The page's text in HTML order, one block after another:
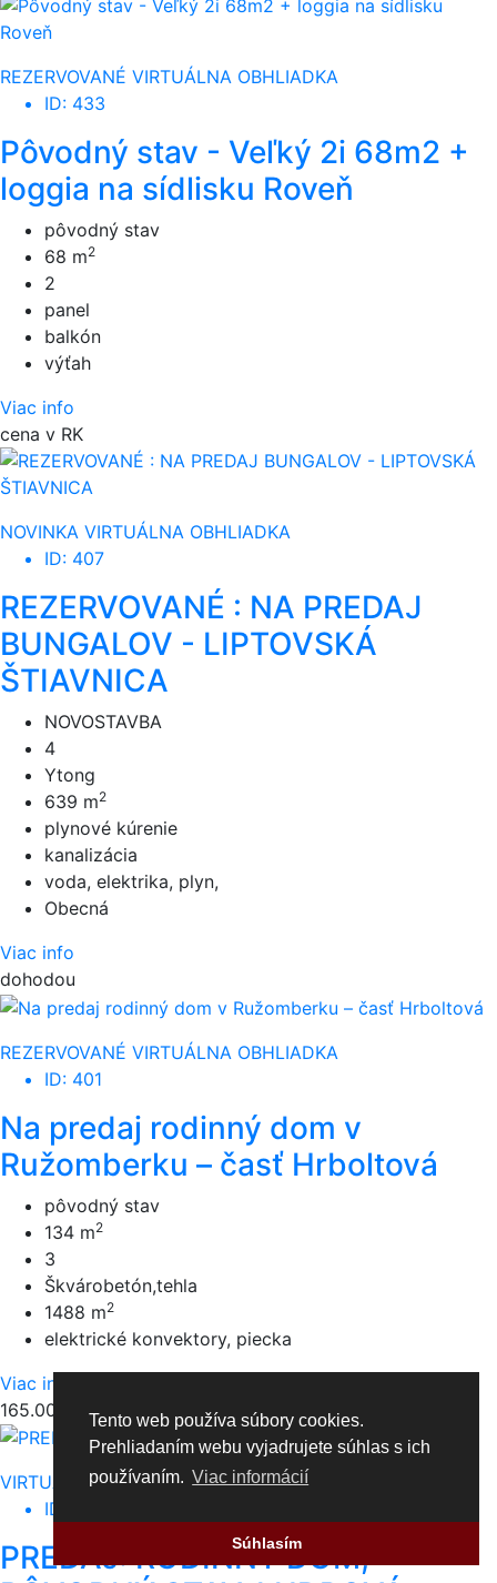
Tento web používa súbory cookies.
Prehliadaním webu vyjadrujete súhlas s ich
používaním. Viac informácií
Súhlasím
REZERVOVANÉ VIRTUÁLNA OBHLIADKA
ID: 433
Pôvodný stav - Veľký 2i 68m2 +
loggia na sídlisku Roveň
pôvodný stav
68 m2
2
panel
balkón
výťah
Viac info
cena v RK
NOVINKA VIRTUÁLNA OBHLIADKA
ID: 407
REZERVOVANÉ : NA PREDAJ
BUNGALOV - LIPTOVSKÁ
ŠTIAVNICA
NOVOSTAVBA
4
Ytong
639 m2
plynové kúrenie
kanalizácia
voda, elektrika, plyn,
Obecná
Viac info
dohodou
REZERVOVANÉ VIRTUÁLNA OBHLIADKA
ID: 401
Na predaj rodinný dom v
Ružomberku – časť Hrboltová
pôvodný stav
134 m2
3
Škvárobetón,tehla
1488 m2
elektrické konvektory, piecka
Viac info
165.000,00 €
VIRTUÁLNA OBHLIADKA Rezervované
ID: 323
PREDAJ: RODINNÝ DOM,